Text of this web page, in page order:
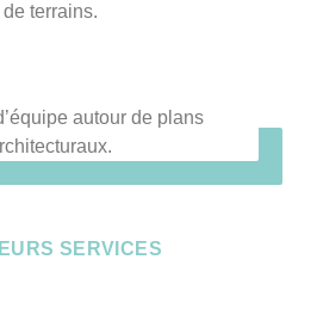
de terrains.
SERVICES